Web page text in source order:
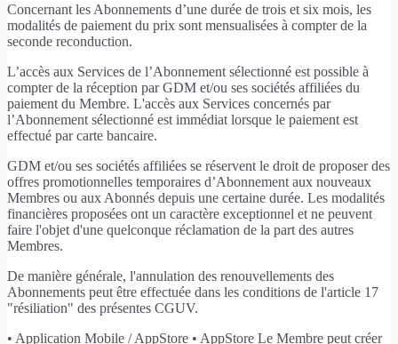
Concernant les Abonnements d’une durée de trois et six mois, les
modalités de paiement du prix sont mensualisées à compter de la
seconde reconduction.
L’accès aux Services de l’Abonnement sélectionné est possible à
compter de la réception par GDM et/ou ses sociétés affiliées du
paiement du Membre. L'accès aux Services concernés par
l’Abonnement sélectionné est immédiat lorsque le paiement est
effectué par carte bancaire.
GDM et/ou ses sociétés affiliées se réservent le droit de proposer des
offres promotionnelles temporaires d’Abonnement aux nouveaux
Membres ou aux Abonnés depuis une certaine durée. Les modalités
financières proposées ont un caractère exceptionnel et ne peuvent
faire l'objet d'une quelconque réclamation de la part des autres
Membres.
De manière générale, l'annulation des renouvellements des
Abonnements peut être effectuée dans les conditions de l'article 17
"résiliation" des présentes CGUV.
• Application Mobile / AppStore • AppStore Le Membre peut créer